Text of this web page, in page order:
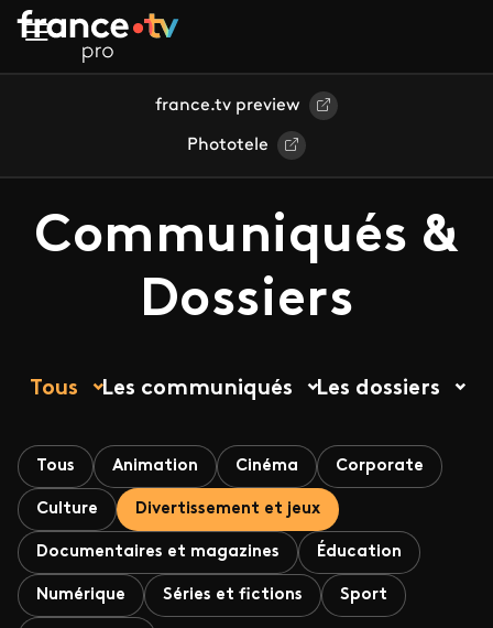
Aller au contenu principal
france.tv preview
Phototele
Communiqués &
Dossiers
Tous Les communiqués Les dossiers
Tous Animation Cinéma Corporate
Culture Divertissement et jeux
Documentaires et magazines Éducation
Numérique Séries et fictions Sport